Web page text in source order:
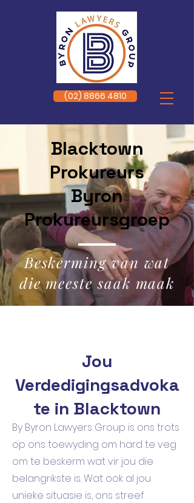
(02) 8866 4810
Blacktown
Prokureurs
Byron
Prokureursgroep
Beskerming van wat
die meeste saak maak
Jou
Verdedigingsadvoka
te in Blacktown
By Byron Lawyers Group is ons trots
op ons toewyding om hard te veg
om te beskerm wat vir jou die
belangrikste is. Wat ook al jou
unieke situasie is, ons streef